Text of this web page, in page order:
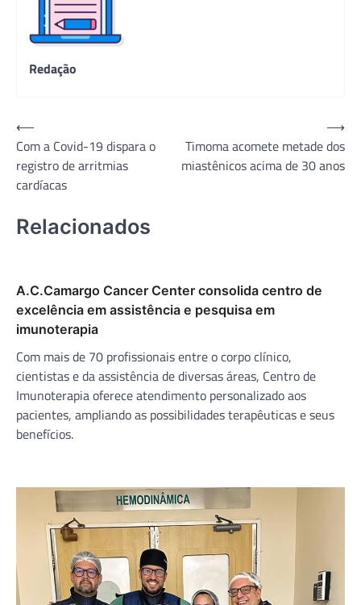
Redação
Navegação
de
Post
⟵
Com a Covid-19 dispara o
registro de arritmias
cardíacas
Timoma acomete metade dos
miastênicos acima de 30 anos
⟶
Relacionados
A.C.Camargo Cancer Center consolida centro de
excelência em assistência e pesquisa em
imunoterapia
Com mais de 70 profissionais entre o corpo clínico,
cientistas e da assistência de diversas áreas, Centro de
Imunoterapia oferece atendimento personalizado aos
pacientes, ampliando as possibilidades terapêuticas e seus
benefícios.